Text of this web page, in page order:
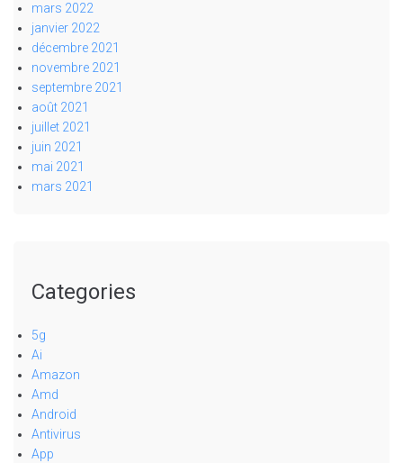
mars 2022
janvier 2022
décembre 2021
novembre 2021
septembre 2021
août 2021
juillet 2021
juin 2021
mai 2021
mars 2021
Categories
5g
Ai
Amazon
Amd
Android
Antivirus
App